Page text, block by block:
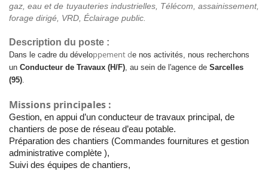
gaz, eau et de tuyauteries industrielles, Télécom, assainissement,
forage dirigé, VRD, Éclairage public.
Description du poste :
Dans le cadre du développement de nos activités, nous recherchons
un Conducteur de Travaux (H/F) , au sein de l'agence de Sarcelles
(95)
Missions principales :
Gestion, en appui d’un conducteur de travaux principal, de
chantiers de pose de réseau d’eau potable.
Préparation des chantiers (Commandes fournitures et gestion
administrative complète ),
Suivi des équipes de chantiers,